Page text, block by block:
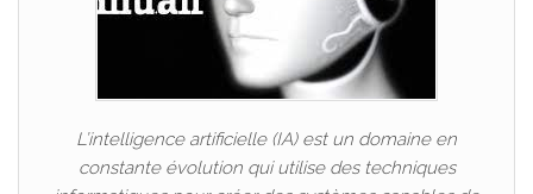
L’intelligence artificielle (IA) est un domaine en
constante évolution qui utilise des techniques